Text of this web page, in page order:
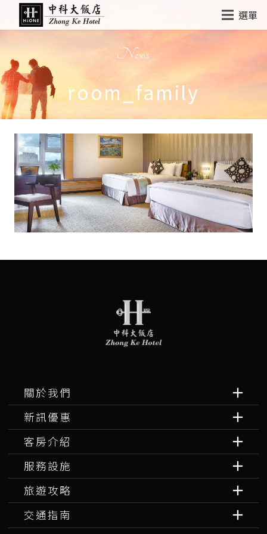
選單
News
room_family
關於我們
新訊優惠
客房介紹
服務設施
旅遊攻略
交通指南